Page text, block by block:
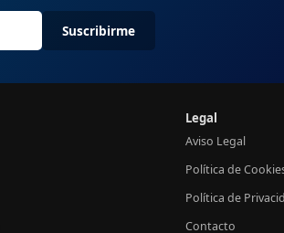
Suscribirme
Legal
Aviso Legal
Política de
Política de
Contacto